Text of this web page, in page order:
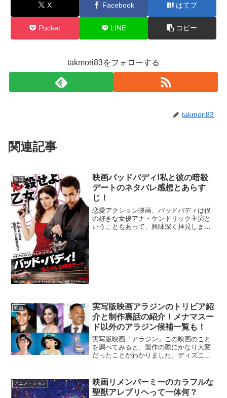
X Facebook はてブ
Pocket LINE コピー
takmori83をフォローする
takmori83
関連記事
映画
映画バッドバディ!私と彼の暗殺
デートのネタバレ感想とあらす
じ！
恋愛アクション映画、バッドバディは僕
の好きな女優アナ・ケンドリック主演と
いうこともあって、興味深く拝見しまし
映画
実写版映画アラジンのトリビア紹
介と制作裏話の紹介！メナマスー
ド以外のアラジン候補一覧も！
実写版映画「アラジン」この映画のこと
を調べてみると、製作の際にかなり大変
だったことがわかりました。ディズニー
れまでに体験したことのないような困難
に直面したそうです。そ...
アニメーション
映画リメンバーミーのカラフルな
聖獣アレブリヘって一体何？